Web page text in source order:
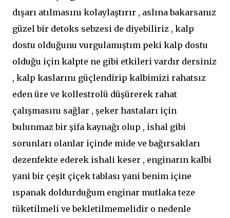
dışarı atılmasını kolaylaştırır , aslına bakarsanız
güzel bir detoks sebzesi de diyebiliriz , kalp
dostu olduğunu vurgulamıştım peki kalp dostu
olduğu için kalpte ne gibi etkileri vardır dersiniz
, kalp kaslarını güçlendirip kalbimizi rahatsız
eden üre ve kollestrolü düşürerek rahat
çalışmasını sağlar , şeker hastaları için
bulunmaz bir şifa kaynağı olup , ishal gibi
sorunları olanlar içinde mide ve bağırsakları
dezenfekte ederek ishali keser , enginarın kalbi
yani bir çeşit çiçek tablası yani benim içine
ıspanak doldurduğum enginar mutlaka teze
tüketilmeli ve bekletilmemelidir o nedenle